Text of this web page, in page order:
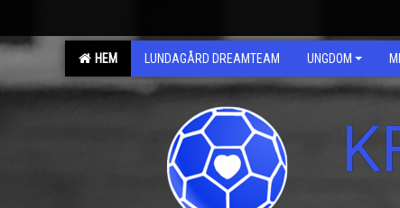
HEM LUNDAGÅRD DREAMTEAM UNGDOM